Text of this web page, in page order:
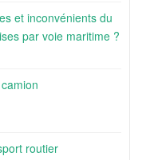
et inconvénients du
par voie maritime ?
routier